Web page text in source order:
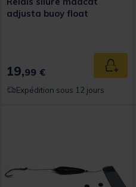
adjusta buoy float
19,99 €
Expédition sous 12 jours